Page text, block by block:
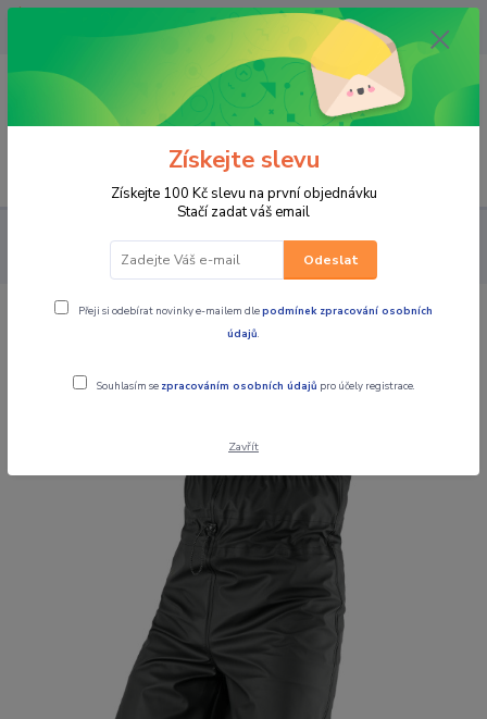
OPAVA 733537099/HLUČÍN
734541648/OLOMOUC 734593593
0,00 CZK
PRO JEZDCE Do deště - NEPROMOKY KALHOTY
Dámské moto kalhoty proti dešti RAIN ERGONOMIC Pro DP
SCOTT Dámské moto kalhoty proti
Získejte slevu
Získejte 100 Kč slevu na první objednávku
Stačí zadat váš email
Odeslat
Přeji si odebírat novinky e-mailem dlepodmínek zpracování osobních
údajů.
Souhlasím se zpracováním osobních údajů pro účely registrace.
Zavřít